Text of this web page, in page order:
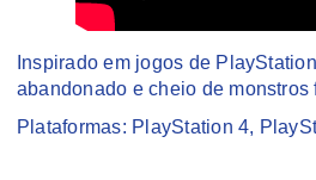
Inspirado em jogos de
abandonado e cheio de
Plataformas: PlayStation 4,